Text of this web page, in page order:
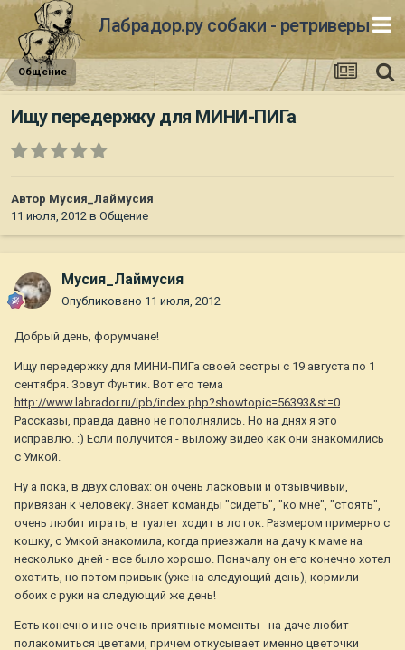
Лабрадор.ру собаки - ретриверы
Общение
Ищу передержку для МИНИ-ПИГа
Автор Мусия_Лаймусия
11 июля, 2012 в Общение
Мусия_Лаймусия
Опубликовано 11 июля, 2012
Добрый день, форумчане!
Ищу передержку для МИНИ-ПИГа своей сестры с 19 августа по 1
сентября. Зовут Фунтик. Вот его тема
http://www.labrador.ru/ipb/index.php?showtopic=56393&st=0
Рассказы, правда давно не пополнялись. Но на днях я это
исправлю. :) Если получится - выложу видео как они знакомились
с Умкой.
Ну а пока, в двух словах: он очень ласковый и отзывчивый,
привязан к человеку. Знает команды "сидеть", "ко мне", "стоять",
очень любит играть, в туалет ходит в лоток. Размером примерно с
кошку, с Умкой знакомила, когда приезжали на дачу к маме на
несколько дней - все было хорошо. Поначалу он его конечно хотел
охотить, но потом привык (уже на следующий день), кормили
обоих с руки на следующий же день!
Есть конечно и не очень приятные моменты - на даче любит
полакомиться цветами, причем откусывает именно цветочки